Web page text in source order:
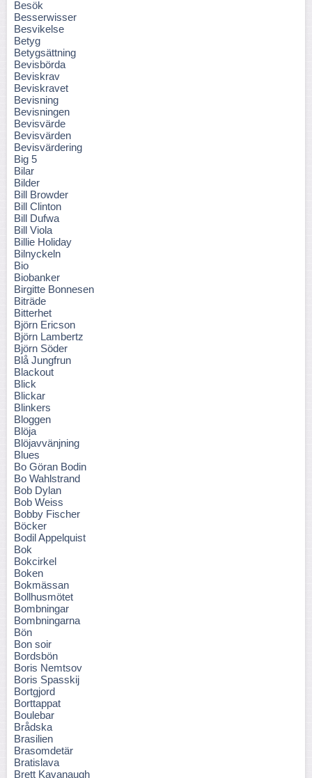
Besök
Besserwisser
Besvikelse
Betyg
Betygsättning
Bevisbörda
Beviskrav
Beviskravet
Bevisning
Bevisningen
Bevisvärde
Bevisvärden
Bevisvärdering
Big 5
Bilar
Bilder
Bill Browder
Bill Clinton
Bill Dufwa
Bill Viola
Billie Holiday
Bilnyckeln
Bio
Biobanker
Birgitte Bonnesen
Biträde
Bitterhet
Björn Ericson
Björn Lambertz
Björn Söder
Blå Jungfrun
Blackout
Blick
Blickar
Blinkers
Bloggen
Blöja
Blöjavvänjning
Blues
Bo Göran Bodin
Bo Wahlstrand
Bob Dylan
Bob Weiss
Bobby Fischer
Böcker
Bodil Appelquist
Bok
Bokcirkel
Boken
Bokmässan
Bollhusmötet
Bombningar
Bombningarna
Bön
Bon soir
Bordsbön
Boris Nemtsov
Boris Spasskij
Bortgjord
Borttappat
Boulebar
Brådska
Brasilien
Brasomdetär
Bratislava
Brett Kavanaugh